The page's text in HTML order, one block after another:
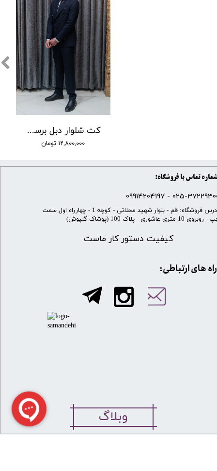
کت شلوار دبل برست وزرا کد 4
۱۲,۸۰۰,۰۰۰ تومان
شماره تماس با فروشگاه:
025-37229300 -
کیفیت دستور کار ماست
​آدرس فروشگاه: قم - بلوار شهید محلاتی - کوچه 1 - چهارراه اول سمت
10 متری عاشوری - پلاک 100 (پوشاک گلپوش)
​​راه های ارتباطی:
وبلاگ